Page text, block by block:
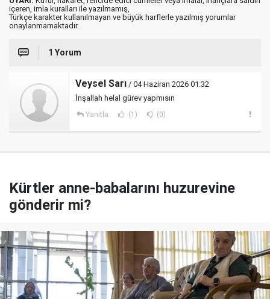
içeren, imla kuralları ile yazılmamış,
Türkçe karakter kullanılmayan ve büyük harflerle yazılmış yorumlar
onaylanmamaktadır.
1 Yorum
Veysel Sarı / 04 Haziran 2026 01:32
İnşallah helal gürev yapmısın
Yanıtla (1) (0)
Kürtler anne-babalarını huzurevine
gönderir mi?